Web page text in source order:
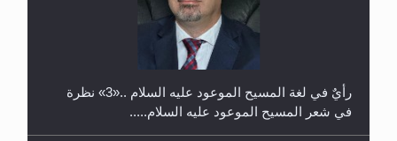
حفل توزيع الشهادات في الجامعة الأحمدية بنيجيريا لعام
رأيٌ في لغة المسيح الموعود عليه السلام ..«3» نظرة
في شعر المسيح الموعود عليه السلام.....